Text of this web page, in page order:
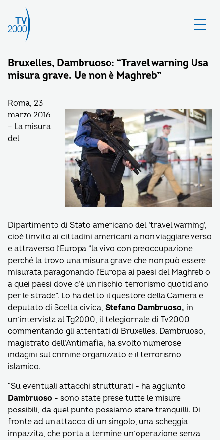
Bruxelles, Dambruoso: “Travel warning Usa
misura grave. Ue non è Maghreb”
Roma, 23
marzo 2016
– La misura
del
Dipartimento di Stato americano del ’travel warning’,
cioè l’invito ai cittadini americani a non viaggiare verso
e attraverso l’Europa “la vivo con preoccupazione
perché la trovo una misura grave che non può essere
misurata paragonando l’Europa ai paesi del Maghreb o
a quei paesi dove c’è un rischio terrorismo quotidiano
per le strade”. Lo ha detto il questore della Camera e
deputato di Scelta civica, Stefano Dambruoso, in
un’intervista al Tg2000, il telegiornale di Tv2000
commentando gli attentati di Bruxelles. Dambruoso,
magistrato dell’Antimafia, ha svolto numerose
indagini sul crimine organizzato e il terrorismo
islamico.
“Su eventuali attacchi strutturati – ha aggiunto
Dambruoso – sono state prese tutte le misure
possibili, da quel punto possiamo stare tranquilli. Di
fronte ad un attacco di un singolo, una scheggia
impazzita, che porta a termine un’operazione senza